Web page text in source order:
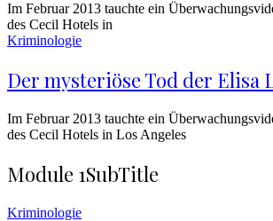
Im Februar 2013 tauchte ein
des Cecil Hotels in
Kriminologie
Der mysteriöse Tod der Elisa
Im Februar 2013 tauchte ein
des Cecil Hotels in Los Angeles
Module 1SubTitle
Kriminologie